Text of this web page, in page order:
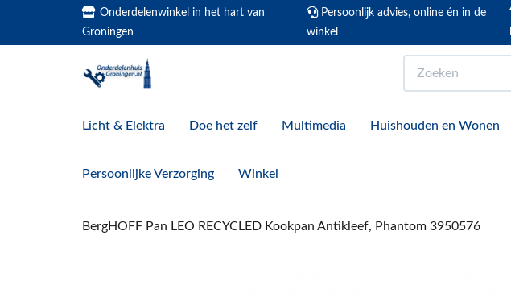
Onderdelenwinkel in het hart van
Groningen
Persoonlijk advies, online én in de
winkel
Licht & Elektra Doe het zelf Multimedia Huishouden en Wonen
Persoonlijke Verzorging Winkel
BergHOFF Pan LEO RECYCLED Kookpan Antikleef, Phantom 3950576